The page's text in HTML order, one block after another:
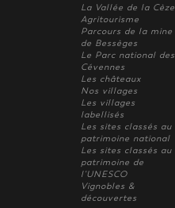
La Vallée de la Cèze
Agritourisme
Parcours de la mine
de Bessèges
Le Parc national des
Cévennes
Les châteaux
Nos villages
Les villages
labellisés
Les sites classés au
patrimoine national
Les sites classés au
patrimoine de
l'UNESCO
Vignobles &
découvertes